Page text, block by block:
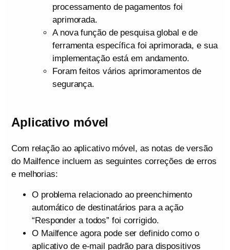
processamento de pagamentos foi
aprimorada.
A nova função de pesquisa global e de
ferramenta específica foi aprimorada, e sua
implementação está em andamento.
Foram feitos vários aprimoramentos de
segurança.
Aplicativo móvel
Com relação ao aplicativo móvel, as notas de versão
do Mailfence incluem as seguintes correções de erros
e melhorias:
O problema relacionado ao preenchimento
automático de destinatários para a ação
“Responder a todos” foi corrigido.
O Mailfence agora pode ser definido como o
aplicativo de e-mail padrão para dispositivos